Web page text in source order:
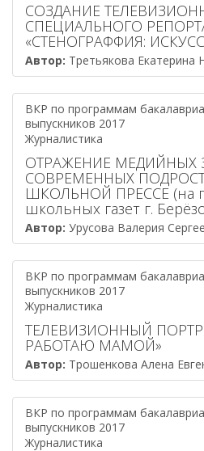
СОЗДАНИЕ
СПЕЦИАЛЬНОГО
«СТЕНОГРАФФИЯ:
Автор: Третьякова Екатерина
ВКР по программам
выпускников 2017
Журналистика
ОТРАЖЕНИЕ МЕДИЙНЫХ
СОВРЕМЕННЫХ
ШКОЛЬНОЙ ПРЕССЕ (на
школьных газет г.
Автор: Урусова Валерия
ВКР по программам
выпускников 2017
Журналистика
ТЕЛЕВИЗИОННЫЙ
РАБОТАЮ МАМОЙ»
Автор: Трошенкова Алена
ВКР по программам
выпускников 2017
Журналистика